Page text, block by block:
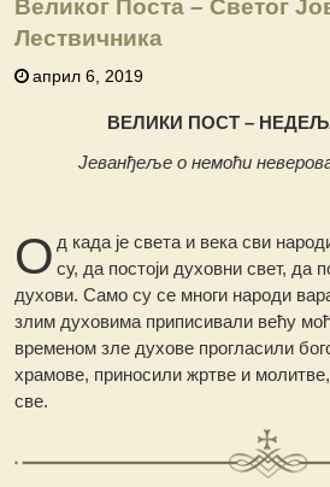
Великог Поста – Свeтог
Лествичника
април 6, 2019
ВЕЛИКИ ПОСТ –
Јеванђеље о немоћи
О д када је света и века сви
су, да постоји духовни свет, да
духови. Само су се многи народи
злим духовима приписивали већу
временом зле духове прогласили
храмове, приносили жртве и
све.